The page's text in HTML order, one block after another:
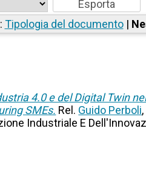
Tipologia del documento|
4.0 e del Digital Twin
SMEs. Rel. Guido Perboli,
Industriale E